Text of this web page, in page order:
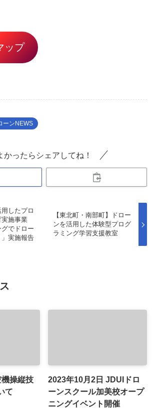
ップ
ーンNEWS
かったらシェアしてね！
用したプロ
実施事業
グでドロー
実施報告
【東北町・南部町】ドロー
ンを活用した体験型プログ
ラミング学習支援教室
機操縦技
て
2023年10月2日 JDUIドロ
ーンスクール加美校オープ
ニングイベント開催